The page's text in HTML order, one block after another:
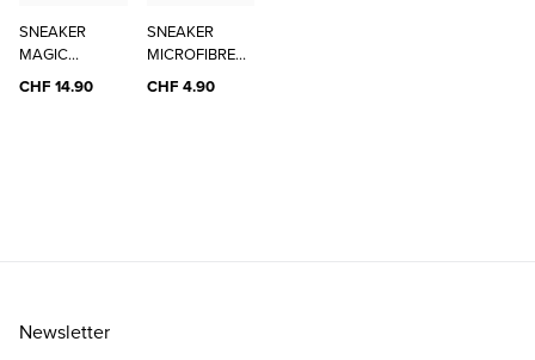
SNEAKER
MAGIC
CLEANER
CHF 14.90
SNEAKER
MICROFIBRE
CLOTH
CHF 4.90
Newsletter